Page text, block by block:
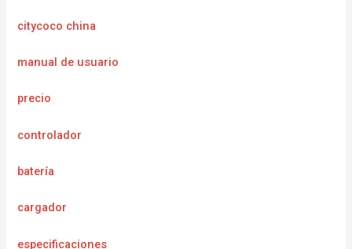
citycoco china
manual de usuario
precio
controlador
batería
cargador
especificaciones